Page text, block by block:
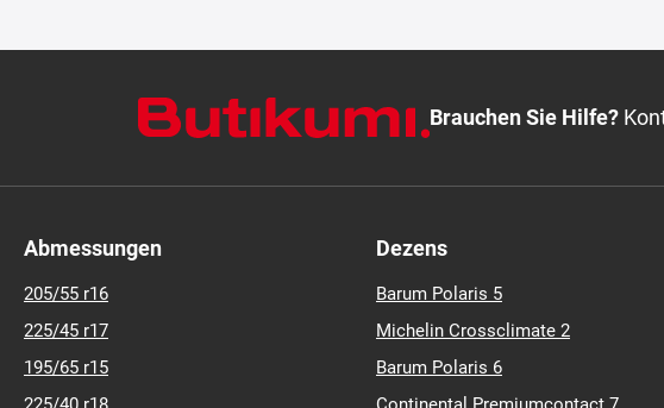
Brauchen Sie Hilfe?
Abmessungen
205/55 r16
225/45 r17
195/65 r15
Dezens
Barum Polaris 5
Michelin Crossclimate 2
Barum Polaris 6